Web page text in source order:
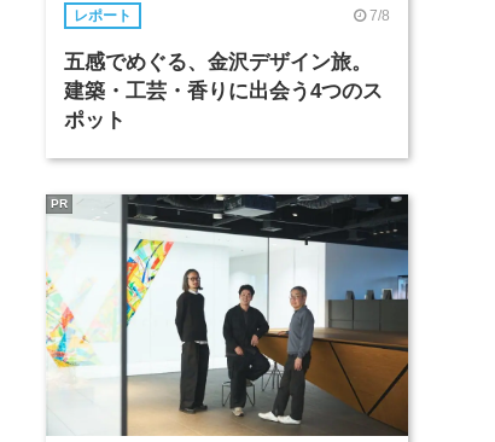
レポート 7/8
五感でめぐる、金沢デザイン旅。
建築・工芸・香りに出会う4つのス
ポット
PR